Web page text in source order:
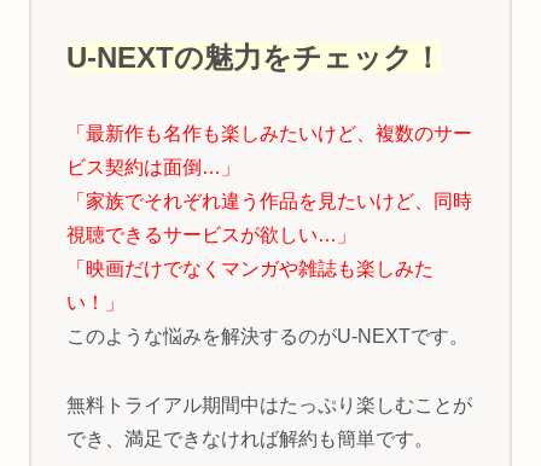
U-NEXTの魅力をチェック！
「最新作も名作も楽しみたいけど、複数のサー
ビス契約は面倒…」
「家族でそれぞれ違う作品を見たいけど、同時
視聴できるサービスが欲しい…」
「映画だけでなくマンガや雑誌も楽しみた
い！」
このような悩みを解決するのがU-NEXTです。
無料トライアル期間中はたっぷり楽しむことが
でき、満足できなければ解約も簡単です。